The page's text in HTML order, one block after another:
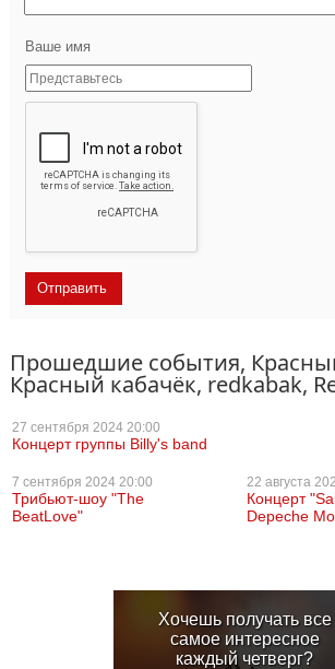
Ваше имя
Прошедшие события,
Красный кабачёк, redkabak,
27 сентября 2024 20:00
Концерт группы Billy's band
7 сентября 2024 20:00
Трибьют-шоу "The
BeatLove"
22 августа
Концерт
Depeche
Хочешь получать все
самое интересное
каждый четверг?